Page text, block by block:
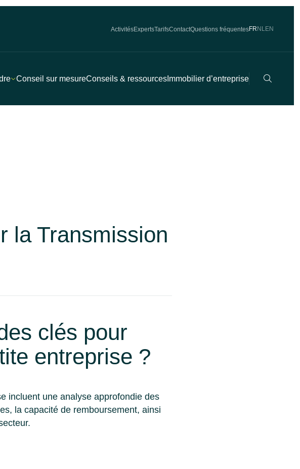
ActivitésExpertsTarifsContactQuestions fréquentesFR NLEN
Conseil sur mesureConseils & ressources Immobilier d’entreprise
la Transmission
clés pour
entreprise ?
incluent une analyse approfondie des
la capacité de remboursement, ainsi